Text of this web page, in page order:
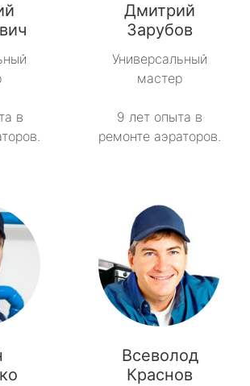
в
Дмитрий
Зарубов
Универсальный
мастер
9 лет опыта в
ремонте аэраторов.
Всеволод
Краснов